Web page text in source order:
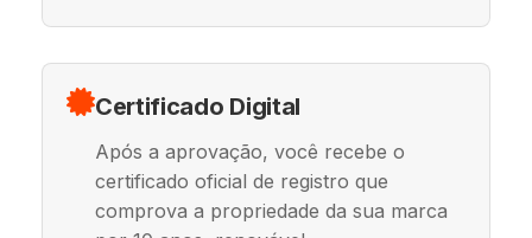
Certificado Digital
Após a aprovação, você recebe o
certificado oficial de registro que
comprova a propriedade da sua marca